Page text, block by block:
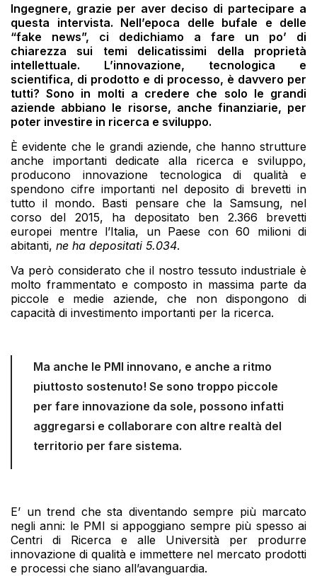
Ingegnere, grazie per aver deciso di partecipare a
questa intervista. Nell’epoca delle bufale e delle
“fake news”, ci dedichiamo a fare un po’ di
chiarezza sui temi delicatissimi della proprietà
intellettuale. L’innovazione, tecnologica e
scientifica, di prodotto e di processo, è davvero per
tutti? Sono in molti a credere che solo le grandi
aziende abbiano le risorse, anche finanziarie, per
poter investire in ricerca e sviluppo.
È evidente che le grandi aziende, che hanno strutture
anche importanti dedicate alla ricerca e sviluppo,
producono innovazione tecnologica di qualità e
spendono cifre importanti nel deposito di brevetti in
tutto il mondo. Basti pensare che la Samsung, nel
corso del 2015, ha depositato ben 2.366 brevetti
europei mentre l’Italia, un Paese con 60 milioni di
abitanti, ne ha depositati 5.034.
Va però considerato che il nostro tessuto industriale è
molto frammentato e composto in massima parte da
piccole e medie aziende, che non dispongono di
capacità di investimento importanti per la ricerca.
Ma anche le PMI innovano, e anche a ritmo
piuttosto sostenuto! Se sono troppo piccole
per fare innovazione da sole, possono infatti
aggregarsi e collaborare con altre realtà del
territorio per fare sistema.
E’ un trend che sta diventando sempre più marcato
negli anni: le PMI si appoggiano sempre più spesso ai
Centri di Ricerca e alle Università per produrre
innovazione di qualità e immettere nel mercato prodotti
e processi che siano all’avanguardia.